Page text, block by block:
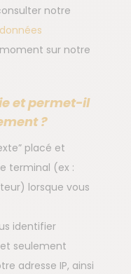
notre
sur notre
et permet-il
?
placé et
terminal (ex :
lorsque vous
identifier
seulement
adresse IP, ainsi